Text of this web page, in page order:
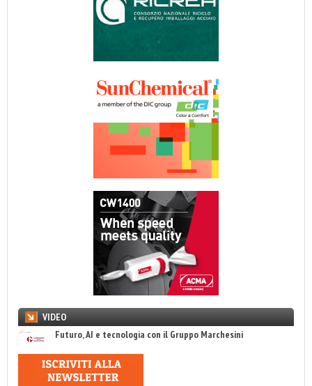
VIDEO
Futuro, AI e tecnologia con il Gruppo Marchesini